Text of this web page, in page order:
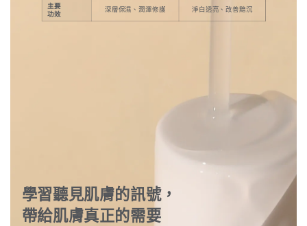
主要
功效
深層保濕、潤澤修護 淨白透亮、改善黯沉
學習聽見肌膚的訊號，
帶給肌膚真正的需要